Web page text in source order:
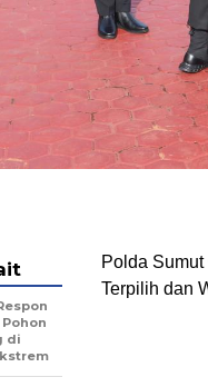
Polda
Terpilih dan
di